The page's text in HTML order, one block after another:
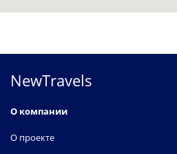
NewTravels
О компании
О проекте